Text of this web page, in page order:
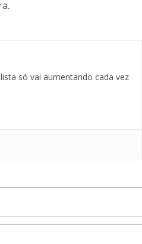
só vai aumentando cada vez